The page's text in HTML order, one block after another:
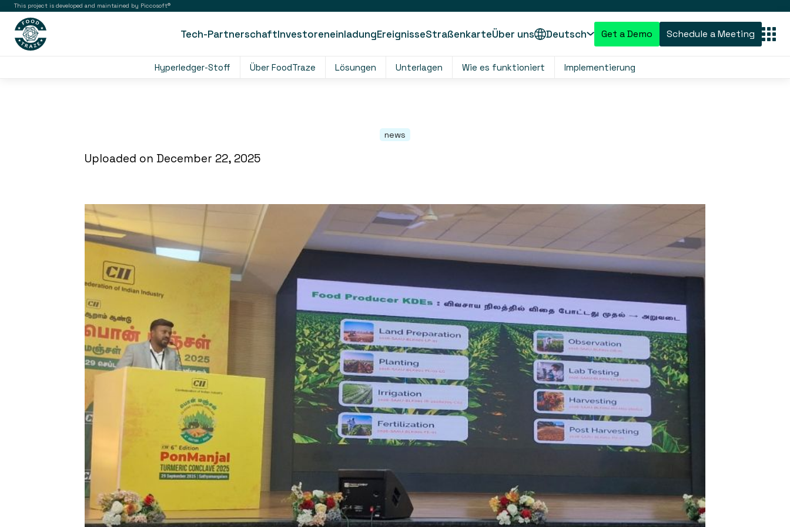
This project is developed and maintained by Piccosoft®
Tech-PartnerschaftInvestoreneinladungEreignisseStraßenkarteÜber uns Deutsch Get a Demo Schedule a Meeting
Hyperledger-Stoff Über FoodTraze Lösungen Unterlagen Wie es funktioniert Implementierung
news
Uploaded on December 22, 2025